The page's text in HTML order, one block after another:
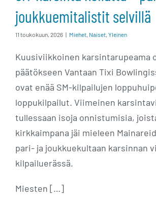
joukkuemitalistit selvillä
11 toukokuun, 2026 | Miehet, Naiset, Yleinen
Kuusiviikkoinen karsintarupeama
päätökseen Vantaan Tixi
ovat enää SM-kilpailujen
loppukilpailut. Viimeinen
tullessaan isoja onnistumisia,
kirkkaimpana jäi mieleen
pari- ja joukkuekultaan karsinnan
kilpailuerässä.
Miesten […]